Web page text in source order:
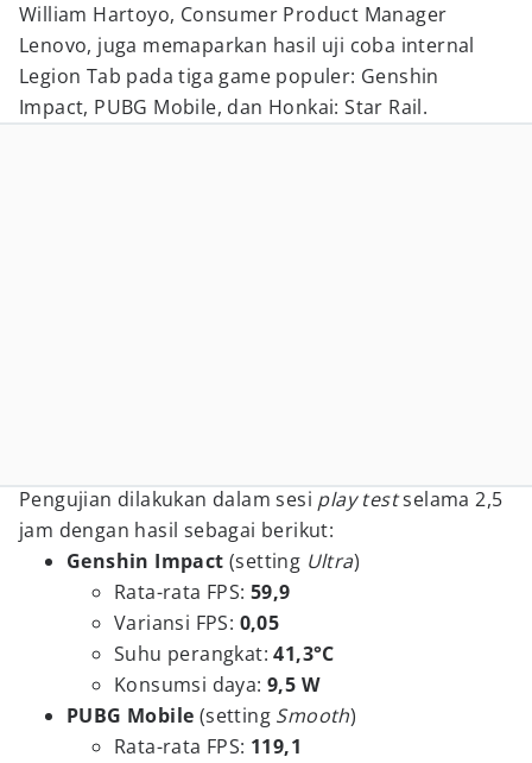
William Hartoyo, Consumer Product Manager
Lenovo, juga memaparkan hasil uji coba internal
Legion Tab pada tiga game populer: Genshin
Impact, PUBG Mobile, dan Honkai: Star Rail.
Pengujian dilakukan dalam sesi play testselama 2,5
jam dengan hasil sebagai berikut:
Genshin Impact (setting Ultra)
Rata-rata FPS: 59,9
Variansi FPS: 0,05
Suhu perangkat:41,3°C
Konsumsi daya: 9,5 W
PUBG Mobile (setting Smooth)
Rata-rata FPS: 119,1